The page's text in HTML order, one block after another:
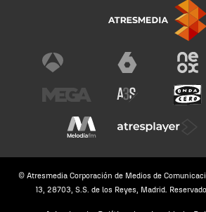
© Atresmedia Corporación de Medios de
13, 28703, S.S. de los Reyes, Madrid.